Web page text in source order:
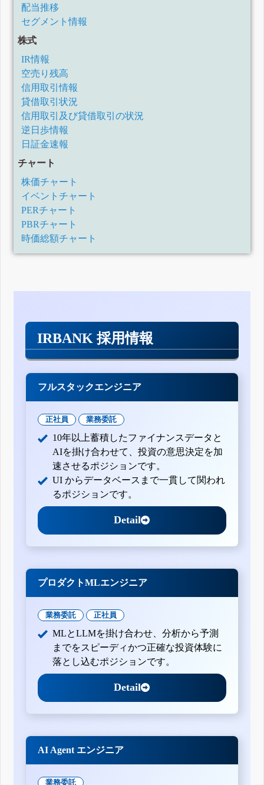
配当推移
セグメント情報
株式
IR情報
空売り残高
信用取引情報
貸借取引状況
信用取引及び貸借取引の状況
逆日歩情報
日証金速報
チャート
株価チャート
イベントチャート
PERチャート
PBRチャート
時価総額チャート
IRBANK 採用情報
フルスタックエンジニア
正社員 業務委託
10年以上蓄積したファイナンスデータと
AIを掛け合わせて、投資の意思決定を加
速させるポジションです。
UI からデータベースまで一貫して関われ
るポジションです。
Detail
プロダクトMLエンジニア
業務委託 正社員
MLとLLMを掛け合わせ、分析から予測
までをスピーディかつ正確な投資体験に
落とし込むポジションです。
Detail
AI Agent エンジニア
業務委託